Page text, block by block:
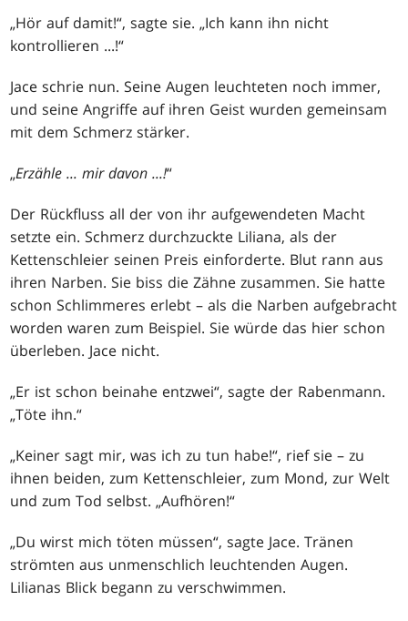
„Hör auf damit!“, sagte sie. „Ich kann ihn nicht
kontrollieren ...!“
Jace schrie nun. Seine Augen leuchteten noch immer,
und seine Angriffe auf ihren Geist wurden gemeinsam
mit dem Schmerz stärker.
„Erzähle ... mir davon ...!“
Der Rückfluss all der von ihr aufgewendeten Macht
setzte ein. Schmerz durchzuckte Liliana, als der
Kettenschleier seinen Preis einforderte. Blut rann aus
ihren Narben. Sie biss die Zähne zusammen. Sie hatte
schon Schlimmeres erlebt – als die Narben aufgebracht
worden waren zum Beispiel. Sie würde das hier schon
überleben. Jace nicht.
„Er ist schon beinahe entzwei“, sagte der Rabenmann.
„Töte ihn.“
„Keiner sagt mir, was ich zu tun habe!“, rief sie – zu
ihnen beiden, zum Kettenschleier, zum Mond, zur Welt
und zum Tod selbst. „Aufhören!“
„Du wirst mich töten müssen“, sagte Jace. Tränen
strömten aus unmenschlich leuchtenden Augen.
Lilianas Blick begann zu verschwimmen.